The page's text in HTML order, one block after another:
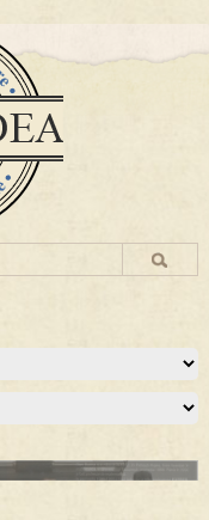
controversatele